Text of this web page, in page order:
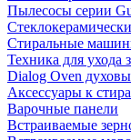
Пылесосы серии
Стиральные
Техника для ухода
Dialog Oven
Аксессуары к
Варочные панели
Встраиваемые